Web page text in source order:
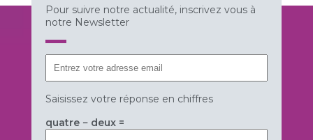
Pour suivre notre actualité, inscrivez vous à
notre Newsletter
Saisissez votre réponse en chiffres
quatre − deux =